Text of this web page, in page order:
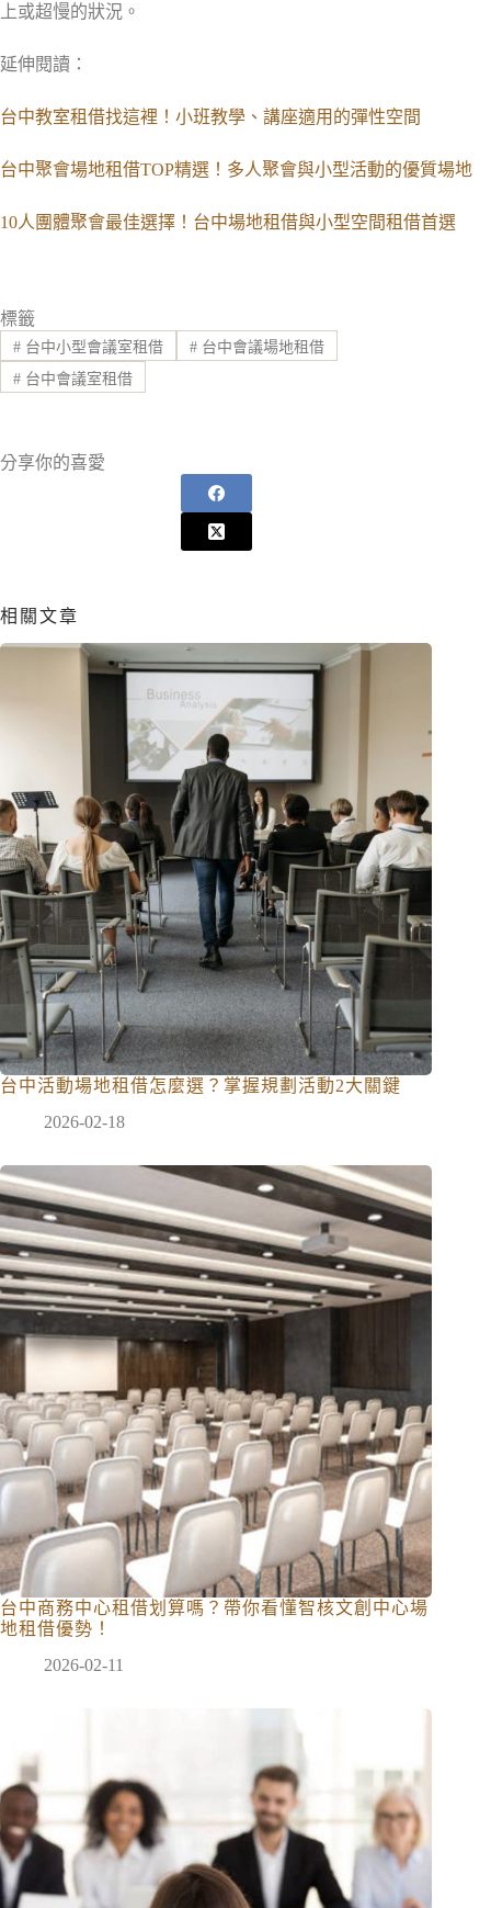
上或超慢的狀況。
延伸閱讀：
台中教室租借找這裡！小班教學、講座適用的彈性空間
台中聚會場地租借TOP精選！多人聚會與小型活動的優質場地
10人團體聚會最佳選擇！台中場地租借與小型空間租借首選
標籤
#台中小型會議室租借 #台中會議場地租借
#台中會議室租借
分享你的喜愛
相關文章
台中活動場地租借怎麼選？掌握規劃活動2大關鍵
2026-02-18
台中商務中心租借划算嗎？帶你看懂智核文創中心場
地租借優勢！
2026-02-11